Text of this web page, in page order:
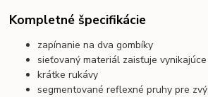
Kompletné špecifikácie
zapínanie na dva gombíky
sieťovaný materiál zaisťuje
krátke rukávy
segmentované reflexné pruhy pre